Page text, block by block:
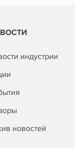
индустрии
новостей